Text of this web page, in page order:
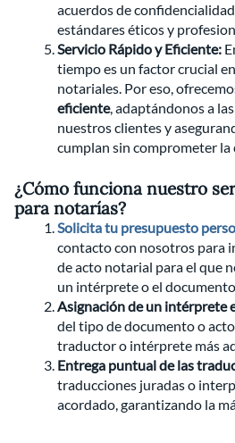
acuerdos de
estándares éticos y
Servicio Rápido y Eficiente:
tiempo es un factor crucial
notariales. Por eso,
eficiente, adaptándonos a
nuestros clientes y
cumplan sin comprometer la
¿Cómo funciona nuestro
para notarías?
Solicita tu presupuesto
contacto con nosotros para
de acto notarial para el que
un intérprete o el
Asignación de un intérprete
del tipo de documento o
traductor o intérprete más
Entrega puntual de las
traducciones juradas o
acordado, garantizando la